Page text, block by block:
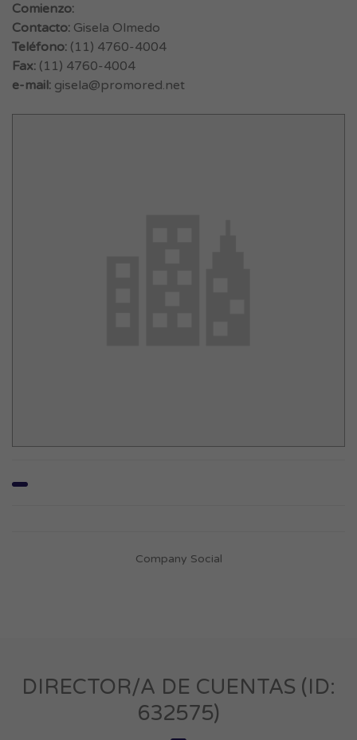
Comienzo:
Contacto: Gisela Olmedo
Teléfono: (11) 4760-4004
Fax: (11) 4760-4004
e-mail: gisela@promored.net
Company Social
DIRECTOR/A DE CUENTAS (ID:
632575)